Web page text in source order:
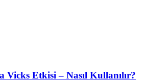
Vicks Etkisi – Nasıl Kullanılır?